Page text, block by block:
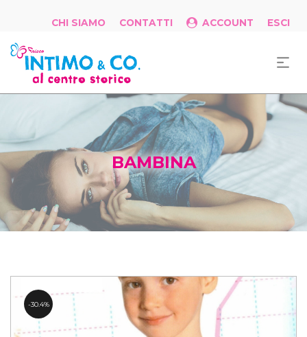
CHI SIAMO CONTATTI ACCOUNT ESCI
BAMBINA
30.4%